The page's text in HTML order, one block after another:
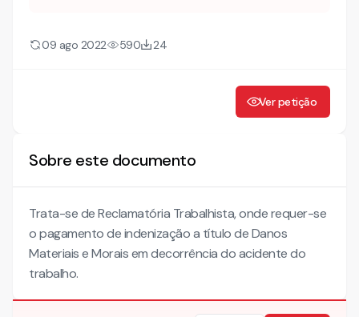
09 ago 2022 590 24
Ver petição
Sobre este documento
Trata-se de Reclamatória Trabalhista, onde requer-se
o pagamento de indenização a título de Danos
Materiais e Morais em decorrência do acidente do
trabalho.